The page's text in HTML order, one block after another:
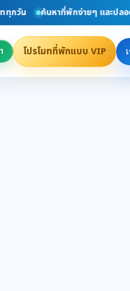
วัน ค้นหาที่พักง่ายๆ และปลอด
โปรโมทที่พักแบบ VIP